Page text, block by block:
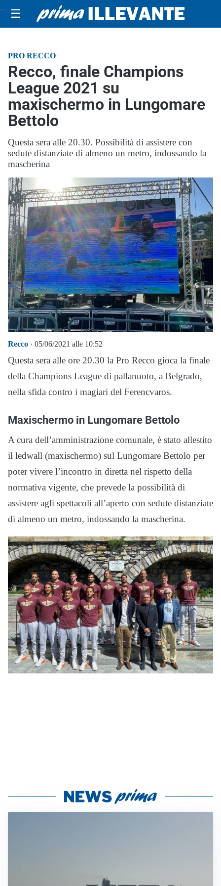
☰
PRO RECCO
Recco, finale Champions
League 2021 su
maxischermo in Lungomare
Bettolo
Questa sera alle 20.30. Possibilità di assistere con
sedute distanziate di almeno un metro, indossando la
mascherina
Recco · 05/06/2021 alle 10:52
Questa sera alle ore 20.30 la Pro Recco gioca la finale
della Champions League di pallanuoto, a Belgrado,
nella sfida contro i magiari del Ferencvaros.
Maxischermo in Lungomare Bettolo
A cura dell’amministrazione comunale, è stato allestito
il ledwall (maxischermo) sul Lungomare Bettolo per
poter vivere l’incontro in diretta nel rispetto della
normativa vigente, che prevede la possibilità di
assistere agli spettacoli all’aperto con sedute distanziate
di almeno un metro, indossando la mascherina.